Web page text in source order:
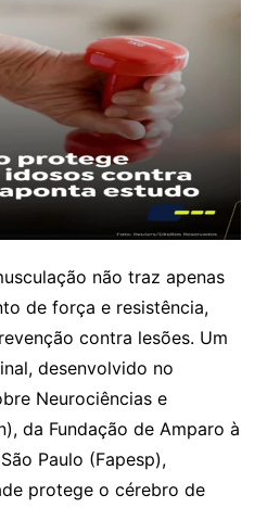
não traz apenas
de força e resistência,
contra lesões. Um
desenvolvido no
Neurociências e
da Fundação de Amparo à
Paulo (Fapesp),
protege o cérebro de